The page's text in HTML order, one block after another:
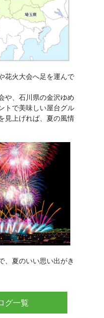
花火大会へ足を運んで
や、石川県の金沢ゆめ
トで美味しい屋台グル
見上げれば、夏の風情
、夏のいい思い出がき
グ一覧